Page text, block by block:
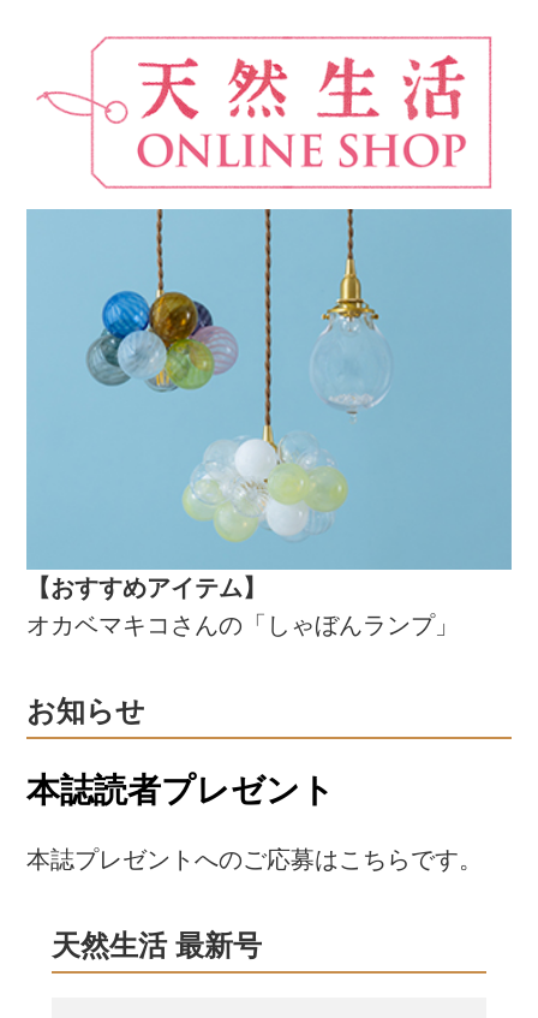
【おすすめアイテム】
オカベマキコさんの「しゃぼんランプ」
お知らせ
本誌読者プレゼント
本誌プレゼントへのご応募はこちらです。
天然生活 最新号